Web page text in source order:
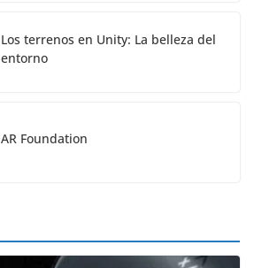
Los terrenos en Unity: La belleza del
entorno
AR Foundation